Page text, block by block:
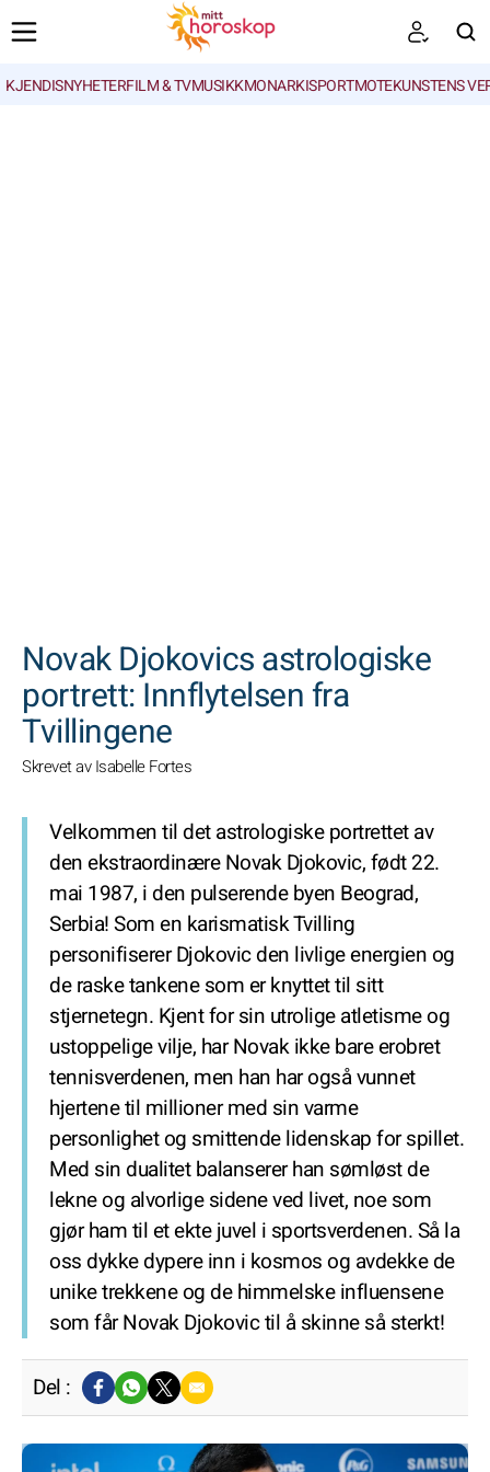
KJENDISNYHETERFILM & TVMUSIKKMONARKISPORTMOTEKUNSTENS
Novak Djokovics astrologiske
portrett: Innflytelsen fra
Tvillingene
Skrevet av Isabelle Fortes
Velkommen til det astrologiske portrettet av
den ekstraordinære Novak Djokovic, født 22.
mai 1987, i den pulserende byen Beograd,
Serbia! Som en karismatisk Tvilling
personifiserer Djokovic den livlige energien og
de raske tankene som er knyttet til sitt
stjernetegn. Kjent for sin utrolige atletisme og
ustoppelige vilje, har Novak ikke bare erobret
tennisverdenen, men han har også vunnet
hjertene til millioner med sin varme
personlighet og smittende lidenskap for spillet.
Med sin dualitet balanserer han sømløst de
lekne og alvorlige sidene ved livet, noe som
gjør ham til et ekte juvel i sportsverdenen. Så la
oss dykke dypere inn i kosmos og avdekke de
unike trekkene og de himmelske influensene
som får Novak Djokovic til å skinne så sterkt!
Del :